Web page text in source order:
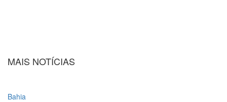
MAIS NOTÍCIAS
Bahia